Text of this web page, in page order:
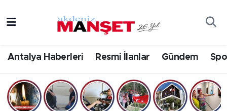
Antalya Haberleri Resmi İlanlar Gündem
Bilim & Teknoloji
Eğitim
Antalya Hava Durumu
Antalya Namaz Vakitleri